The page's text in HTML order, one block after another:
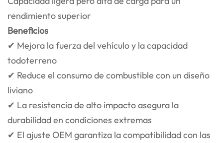
rendimiento superior
Beneficios
✔ Mejora la fuerza del vehículo y la capacidad
todoterreno
✔ Reduce el consumo de combustible con un diseño
liviano
✔ La resistencia de alto impacto asegura la
durabilidad en condiciones extremas
✔ El ajuste OEM garantiza la compatibilidad con las